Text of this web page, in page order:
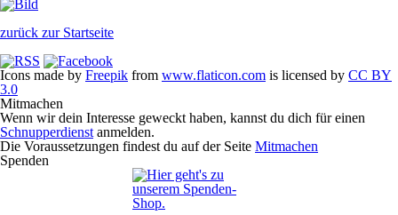
zurück zur Startseite
Icons made by Freepik from www.flaticon.com is licensed by CC BY
3.0
Mitmachen
Wenn wir dein Interesse geweckt haben, kannst du dich für einen
Schnupperdienst anmelden.
Die Voraussetzungen findest du auf der Seite Mitmachen
Spenden